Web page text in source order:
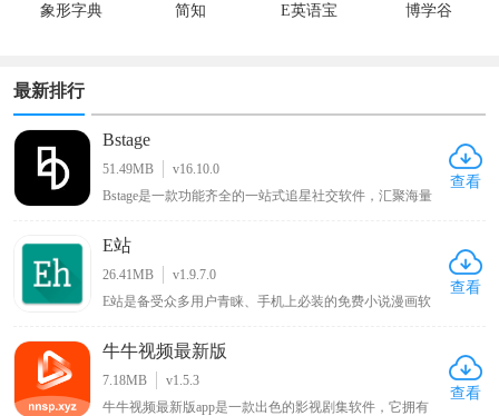
象形字典 简知 E英语宝 博学谷
最新排行
Bstage
51.49MB
v16.10.0
Bstage是一款功能齐全的一站式追星社交软件，汇聚海量
解，同时提供星粉互动、粉丝社交、音源试听、周边选
购、线下活动报名等全套追星服务。界面简洁清爽、分类
清晰，操作简单易上手，全方位满足用户日常追星、互动
交友、资源收藏的多样化需求。
查看
E站
26.41MB
v1.9.7.0
E站是备受众多用户青睐、手机上必装的免费小说漫画软
该新版本软件将各种功能免费提供给用户，为漫画爱好者
带来丰富多样且免费便捷的阅读体验 。
查看
牛牛视频最新版
7.18MB
v1.5.3
牛牛视频最新版app是一款出色的影视剧集软件，它拥有
查看